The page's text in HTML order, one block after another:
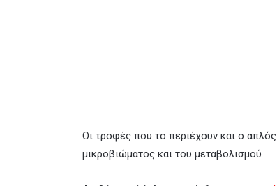
Οι τροφές που το περιέχουν και ο
μικροβιώματος και του μεταβολισμού